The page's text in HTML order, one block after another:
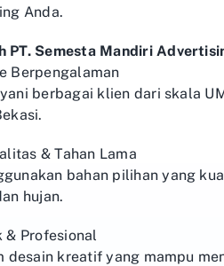
Anda.
PT. Semesta Mandiri
Berpengalaman
berbagai klien dari skala
& Tahan Lama
bahan pilihan yang
hujan.
& Profesional
desain kreatif yang mampu